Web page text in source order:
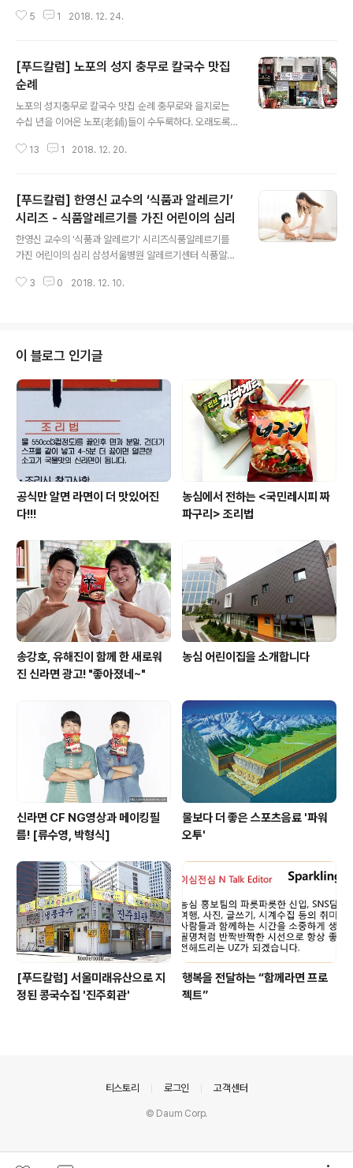
니다. 대부분의 비타민은 우리 몸에 저장되지 않습니다. 우
1968년 공무원 아파트가 생긴 이래 98년 재개발이 완료
으로 기억에서 잊혀져 가는 이름의 시장이다. 개인적으로
는 다행히 지방에서 대학 본고사를 준비하기 위해 서울에
잠시 와 있던 첫 번째 거주지가 바로 이 동부이촌동이었기
에 조금이나마 개발 전 그 당시의 동네 분위기를 어느 정도
알고 있다. (4호선과 국철이 만나는 곳으로 반대쪽은 국립
박물관으로 가는 길이다. 세련된 동네와 다르게 역은 고색
5 1 2018. 12. 24.
[푸드칼럼] 노포의 성지 충무로 칼국수 맛집
순례
노포의 성지충무로 칼국수 맛집 순례 충무로와 을지로는
수십 년을 이어온 노포(老鋪)들이 수두룩하다. 오래도록
만 내면서 맛은 대중적이고 가격은 합리적이며 주인장의
덥던 여름이 지나고 아침저녁으로 상쾌한 바람이 코끝에
스치는 이 계절. 노포의 손맛 가득한 따뜻한 칼국수 한 그릇
으로 가을맞이 해보자. 충무로 직장인들의 단골집, 50년
역사 '사랑방 칼국수' 밀가루 반죽을 방망이로 얇게 민 다음
는 육수와 내용물에 따라 멸치 칼국수, 닭 칼국수, 사골 칼
13 1 2018. 12. 20.
[푸드칼럼] 한영신 교수의 ‘식품과 알레르기’
시리즈 - 식품알레르기를 가진 어린이의 심리
한영신 교수의 '식품과 알레르기' 시리즈식품알레르기를
가진 어린이의 심리 삼성서울병원 알레르기센터 식품알레
전문가, 심리발달전문가, 아동간호전문가가 팀을 이루어
는 심한 아토피피부염을 가진 아기, 우유알레르기가 심해
피부에 닿기만 해도 부어오르는 아이, 헤이즐넛 알레르기
로 누가 옆에서 헤이즐넛을 먹기만 해도 호흡하기 힘들어
지는 아이 등 일반적으로 보기 힘든 식품알레르기를 지닌
아이들을 접하게 된다. 아이들이 원인식품 노출로 인하여
위험한 상황이 처해지지 않고, 영양적으로 적합한 식품을..
3 0 2018. 12. 10.
이 블로그 인기글
공식만 알면 라면이 더 맛있어진
다!!!
농심에서 전하는 <국민레시피 짜
파구리> 조리법
송강호, 유해진이 함께 한 새로워
진 신라면 광고! "좋아졌네~"
농심 어린이집을 소개합니다
신라면 CF NG영상과 메이킹필
름! [류수영, 박형식]
물보다 더 좋은 스포츠음료 '파워
오투'
[푸드칼럼] 서울미래유산으로 지
정된 콩국수집 '진주회관'
행복을 전달하는 “함께라면 프로
젝트”
티스토리 로그인 고객센터
© Daum Corp.